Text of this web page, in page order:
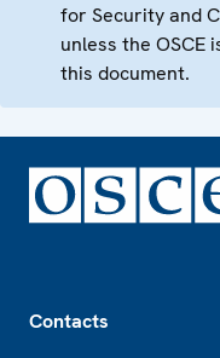
for Security and
unless the OSCE
this document.
Contacts